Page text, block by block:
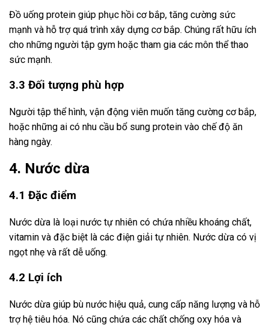
Đồ uống protein giúp phục hồi cơ bắp, tăng cường sức
mạnh và hỗ trợ quá trình xây dựng cơ bắp. Chúng rất hữu ích
cho những người tập gym hoặc tham gia các môn thể thao
sức mạnh.
3.3 Đối tượng phù hợp
Người tập thể hình, vận động viên muốn tăng cường cơ bắp,
hoặc những ai có nhu cầu bổ sung protein vào chế độ ăn
hàng ngày.
4. Nước dừa
4.1 Đặc điểm
Nước dừa là loại nước tự nhiên có chứa nhiều khoáng chất,
vitamin và đặc biệt là các điện giải tự nhiên. Nước dừa có vị
ngọt nhẹ và rất dễ uống.
4.2 Lợi ích
Nước dừa giúp bù nước hiệu quả, cung cấp năng lượng và hỗ
trợ hệ tiêu hóa. Nó cũng chứa các chất chống oxy hóa và